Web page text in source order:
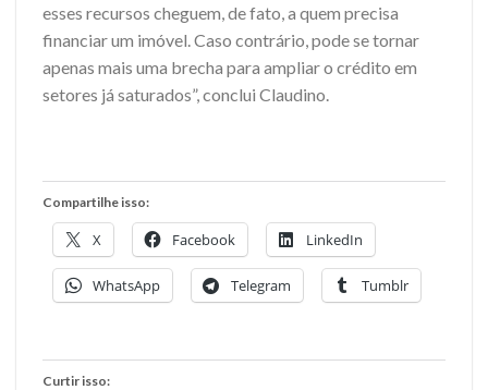
esses recursos cheguem, de fato, a quem precisa
financiar um imóvel. Caso contrário, pode se tornar
apenas mais uma brecha para ampliar o crédito em
setores já saturados”, conclui Claudino.
Compartilhe isso:
X Facebook LinkedIn
WhatsApp Telegram Tumblr
Curtir isso: